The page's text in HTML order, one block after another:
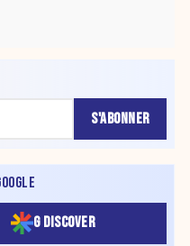
S'ABONNER
G DISCOVER